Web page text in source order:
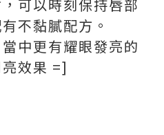
可以時刻保持唇部
不黏膩配方。
中更有耀眼發亮的
效果 =]